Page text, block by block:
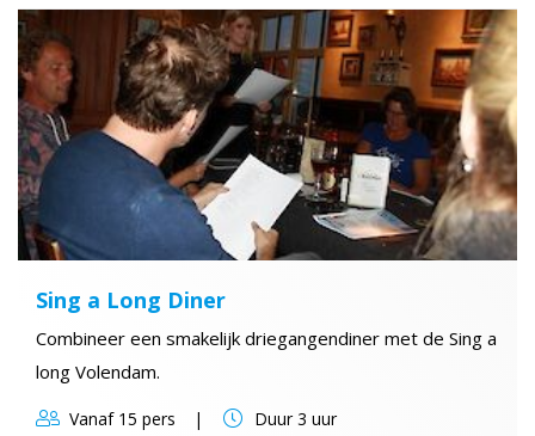
Sing a Long Diner
Combineer een smakelijk driegangendiner met de Sing a
long Volendam.
Vanaf15 pers Duur3 uur